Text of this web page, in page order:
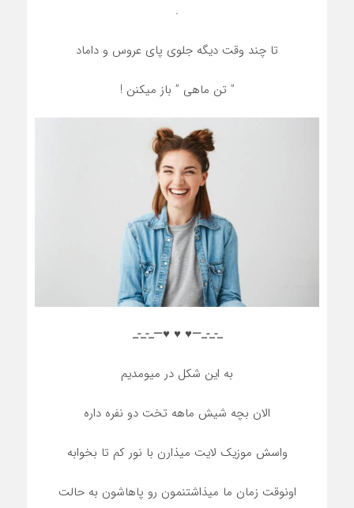
.
تا چند وقت دیگه جلوی پای عروس و داماد
” تن ماهی ” باز میکنن !
_-_-_—♥️ ♥️ ♥️—_-_-_
به این شکل در میومدیم
الان بچه شیش ماهه تخت دو نفره داره
واسش موزیک لایت میذارن با نور کم تا بخوابه
اونوقت زمان ما میذاشتنمون رو پاهاشون به حالت